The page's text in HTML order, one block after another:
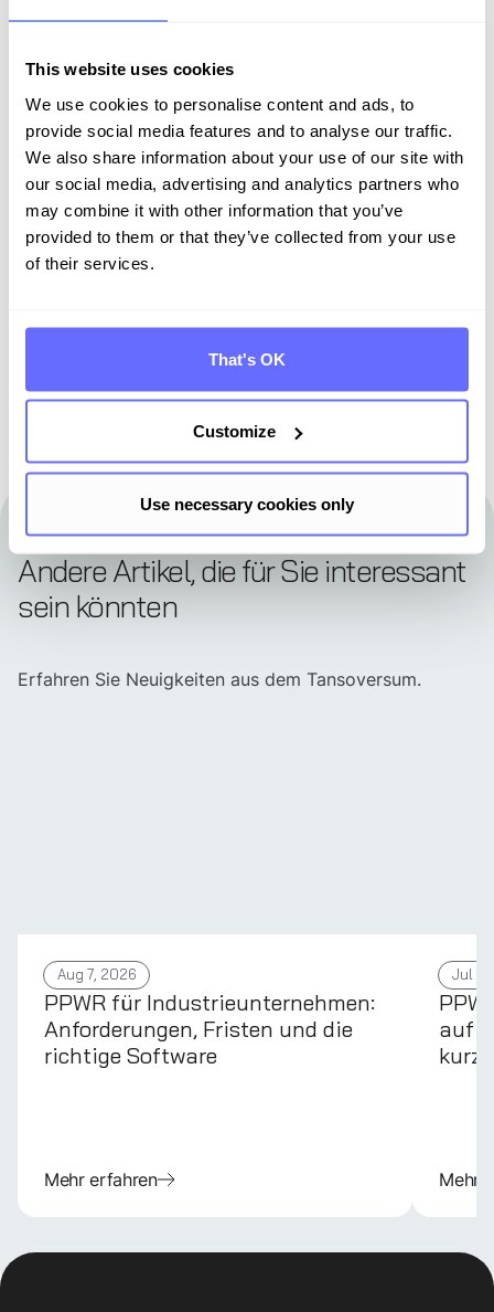
This website uses cookies
We use cookies to personalise content and ads, to
provide social media features and to analyse our traffic.
We also share information about your use of our site with
our social media, advertising and analytics partners who
may combine it with other information that you’ve
provided to them or that they’ve collected from your use
of their services.
That's OK
Customize
Use necessary cookies only
Entdecken Sie Tanso –
Ihre Komplett­lösung für
Nachhaltigkeit
Demo buchen
Andere Artikel, die für Sie interessant
sein könnten
Erfahren Sie Neuigkeiten aus dem Tansoversum.
Aug 7, 2026
PPWR für Industrieunternehmen:
Anforderungen, Fristen und die
richtige Software
Mehr erfahren
Jul
auf
kurz
Mehr